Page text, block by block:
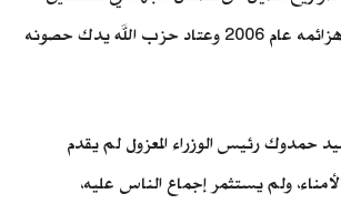
كما أبصرنا خيباته وهزائمه عام 2006 وعتاد حزب الله يدك حصونه
حمدوك رئيس الوزراء المعزول لم يقدم
ولم يستثمر إجماع الناس عليه،